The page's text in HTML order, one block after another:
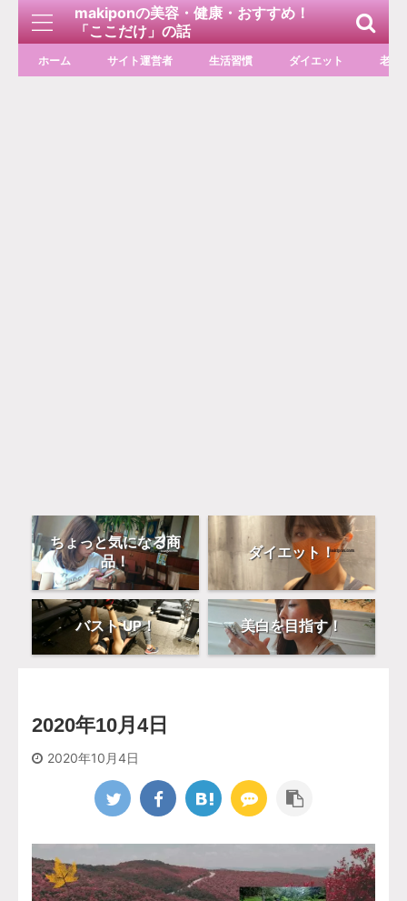
makiponの美容・健康・おすすめ！
「ここだけ」の話
ホーム サイト運営者 生活習慣 ダイエット 老化
ちょっと気になる商
品！
ダイエット！
バスト UP！ 美白を目指す！
2020年10月4日
2020年10月4日